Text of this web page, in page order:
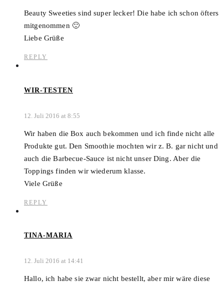
Beauty Sweeties sind super lecker! Die habe ich schon öfters
mitgenommen 🙂
Liebe Grüße
REPLY
WIR-TESTEN
12. Juli 2016 at 8:55
Wir haben die Box auch bekommen und ich finde nicht alle
Produkte gut. Den Smoothie mochten wir z. B. gar nicht und
auch die Barbecue-Sauce ist nicht unser Ding. Aber die
Toppings finden wir wiederum klasse.
Viele Grüße
REPLY
TINA-MARIA
12. Juli 2016 at 14:41
Hallo, ich habe sie zwar nicht bestellt, aber mir wäre diese